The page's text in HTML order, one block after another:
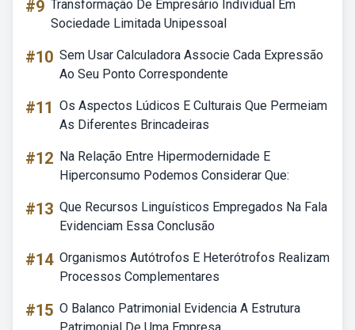
#9 Transformação De Empresário Individual Em
Sociedade Limitada Unipessoal
#10 Sem Usar Calculadora Associe Cada Expressão
Ao Seu Ponto Correspondente
#11 Os Aspectos Lúdicos E Culturais Que Permeiam
As Diferentes Brincadeiras
#12 Na Relação Entre Hipermodernidade E
Hiperconsumo Podemos Considerar Que:
#13 Que Recursos Linguísticos Empregados Na Fala
Evidenciam Essa Conclusão
#14 Organismos Autótrofos E Heterótrofos Realizam
Processos Complementares
#15 O Balanco Patrimonial Evidencia A Estrutura